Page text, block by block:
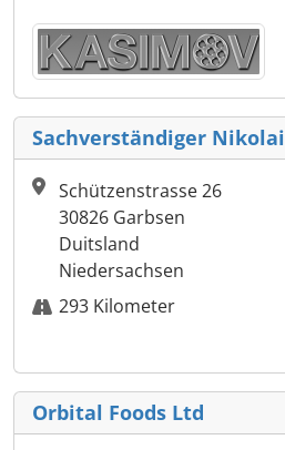
Sachverständiger Nikolai
Schützenstrasse 26
30826 Garbsen
Duitsland
Niedersachsen
293 Kilometer
Orbital Foods Ltd